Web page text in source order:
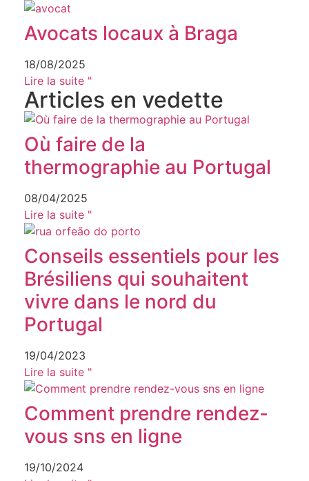
Avocats locaux à Braga
18/08/2025
Lire la suite "
Articles en vedette
Où faire de la
thermographie au Portugal
08/04/2025
Lire la suite "
Conseils essentiels pour les
Brésiliens qui souhaitent
vivre dans le nord du
Portugal
19/04/2023
Lire la suite "
Comment prendre rendez-
vous sns en ligne
19/10/2024